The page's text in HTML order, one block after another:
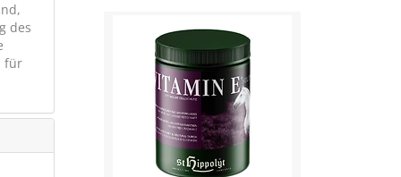
des
für